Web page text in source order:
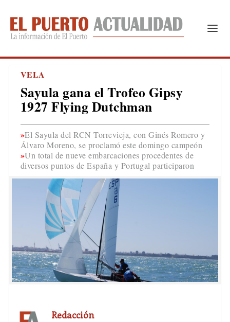
VELA
Sayula gana el Trofeo Gipsy
1927 Flying Dutchman
El Sayula del RCN Torrevieja, con Ginés Romero y
Álvaro Moreno, se proclamó este domingo campeón
Un total de nueve embarcaciones procedentes de
diversos puntos de España y Portugal participaron
Redacción